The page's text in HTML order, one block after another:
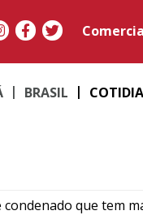
BRASIL
condenado que tem